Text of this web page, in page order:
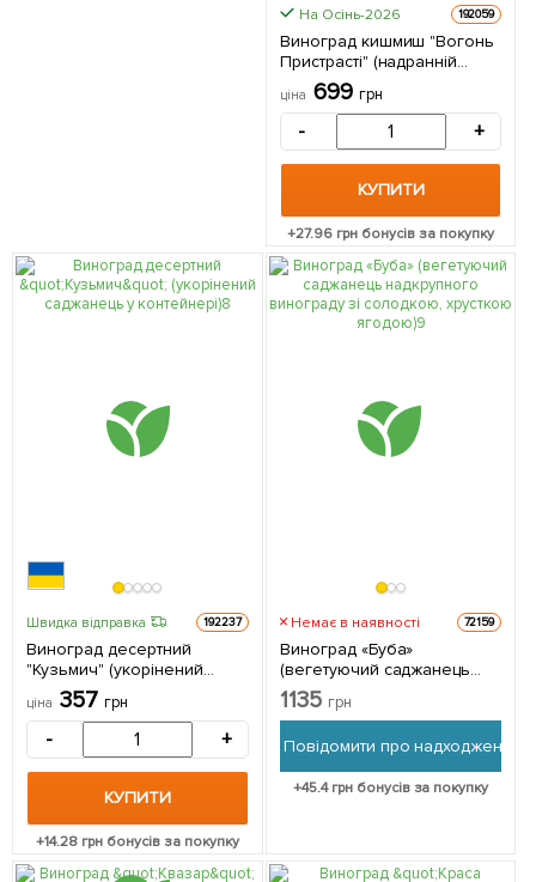
На Осінь-2026 192059
Виноград кишмиш "Вогонь
Пристрасті" (надранній
великоплідний сорт
селекції США) 1 саджанець
ціна 699 грн
- +
КУПИТИ
+27.96 грн бонусів за покупку
Швидка відправка 192237
Виноград десертний
"Кузьмич" (укорінений
саджанець у контейнері) 1
саджанець в упаковці
ціна 357 грн
- +
КУПИТИ
+14.28грн бонусів за покупку
Немає в наявності 72159
Виноград «Буба»
(вегетуючий саджанець
надкрупного винограду зі
солодкою, хрусткою
упаковці
1135 грн
Повідомити про надходження
+45.4грн бонусів за покупку